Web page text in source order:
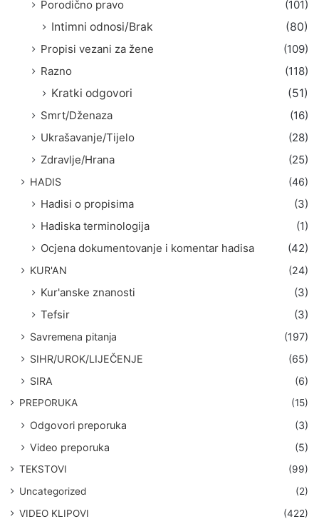
Porodično pravo
(101)
Intimni odnosi/Brak
(80)
Propisi vezani za žene
(109)
Razno
(118)
Kratki odgovori
(51)
Smrt/Dženaza
(16)
Ukrašavanje/Tijelo
(28)
Zdravlje/Hrana
(25)
HADIS (46)
Hadisi o propisima
(3)
Hadiska terminologija
(1)
Ocjena dokumentovanje i komentar hadisa
(42)
KUR'AN (24)
Kur'anske znanosti
(3)
Tefsir
(3)
Savremena pitanja
(197)
SIHR/UROK/LIJEČENJE
(65)
SIRA
(6)
PREPORUKA (15)
Odgovori preporuka
(3)
Video preporuka
(5)
TEKSTOVI
(99)
Uncategorized
(2)
VIDEO KLIPOVI
(422)